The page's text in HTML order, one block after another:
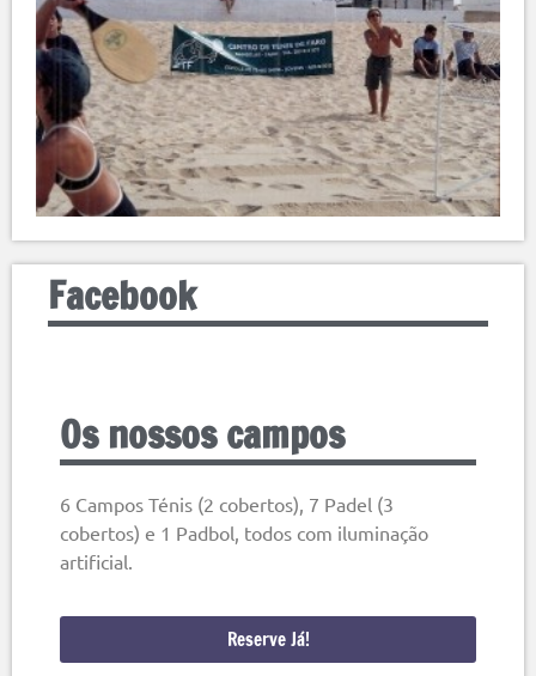
Facebook
Os nossos campos
6 Campos Ténis (2 cobertos), 7 Padel (3
cobertos) e 1 Padbol, todos com iluminação
artificial.
Reserve Já!